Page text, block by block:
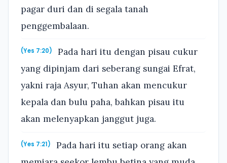
pagar duri dan di segala tanah
penggembalaan.
(Yes 7:20)
Pada hari itu dengan pisau cukur
yang dipinjam dari seberang sungai Efrat,
yakni raja Asyur, Tuhan akan mencukur
kepala dan bulu paha, bahkan pisau itu
akan melenyapkan janggut juga.
(Yes 7:21)
Pada hari itu setiap orang akan